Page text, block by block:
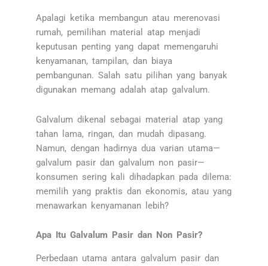
Apalagi ketika membangun atau merenovasi
rumah, pemilihan material atap menjadi
keputusan penting yang dapat memengaruhi
kenyamanan, tampilan, dan biaya
pembangunan. Salah satu pilihan yang banyak
digunakan memang adalah atap galvalum.
Galvalum dikenal sebagai material atap yang
tahan lama, ringan, dan mudah dipasang.
Namun, dengan hadirnya dua varian utama—
galvalum pasir dan galvalum non pasir—
konsumen sering kali dihadapkan pada dilema:
memilih yang praktis dan ekonomis, atau yang
menawarkan kenyamanan lebih?
Apa Itu Galvalum Pasir dan Non Pasir?
Perbedaan utama antara galvalum pasir dan